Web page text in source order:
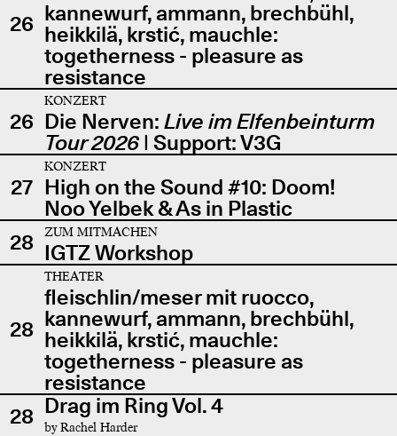
26 kannewurf, ammann, brechbühl,
heikkilä, krstić, mauchle:
togetherness - pleasure as
resistance
26
KONZERT
Die Nerven: Live im Elfenbeinturm
Tour 2026| Support: V3G
27
KONZERT
High on the Sound #10: Doom!
Noo Yelbek & As in Plastic
28
ZUM MITMACHEN
IGTZ Workshop
28
THEATER
fleischlin/meser mit ruocco,
kannewurf, ammann, brechbühl,
heikkilä, krstić, mauchle:
togetherness - pleasure as
resistance
28 Drag im Ring Vol. 4
by Rachel Harder